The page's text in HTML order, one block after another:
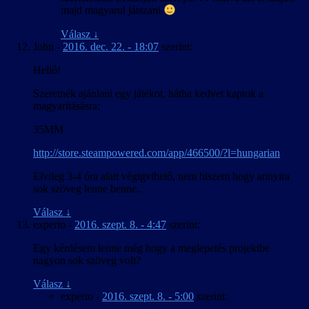
majd magyarul játszani
Válasz ↓
John - 2016. dec. 22. - 18:07 szerint:
Helló!
Szeretnék ajánlani egy játékot, hátha kedvet kaptok a
magyarításásra:
35MM
http://store.steampowered.com/app/466500/?l=hungarian
Elvileg 3-4 óra alatt végigvihető, nem hiszem hogy annyira
sok szöveg lenne benne..
Válasz ↓
experto - 2016. szept. 8. - 4:47 szerint:
Egy kérdésem lenne még hogy a meglepetés projektbe
nagyon sok szöveg volt?
Válasz ↓
experto - 2016. szept. 8. - 5:00 szerint: